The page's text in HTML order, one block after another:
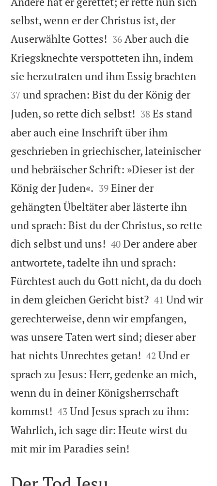
selbst, wenn er der Christus ist, der
Auserwählte Gottes! 

36 Aber auch die
Kriegsknechte verspotteten ihn, indem
sie herzutraten und ihm Essig brachten
37 und sprachen: Bist du der König der
Juden, so rette dich selbst! 

38 Es stand
aber auch eine Inschrift über ihm
geschrieben in griechischer, lateinischer
und hebräischer Schrift: »Dieser ist der
König der Juden«. 

39 Einer der
gehängten Übeltäter aber lästerte ihn
und sprach: Bist du der Christus, so rette
dich selbst und uns! 

40 Der andere aber
antwortete, tadelte ihn und sprach:
Fürchtest auch du Gott nicht, da du doch
in dem gleichen Gericht bist?
41 Und wir
gerechterweise, denn wir empfangen,
was unsere Taten wert sind; dieser aber
hat nichts Unrechtes getan! 

42 Und er
sprach zu Jesus: Herr, gedenke an mich,
wenn du in deiner Königsherrschaft
kommst! 

43 Und Jesus sprach zu ihm:
Wahrlich, ich sage dir: Heute wirst du
mit mir im Paradies sein!